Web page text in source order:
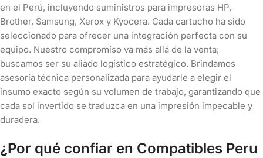
en el Perú, incluyendo suministros para impresoras HP,
Brother, Samsung, Xerox y Kyocera. Cada cartucho ha sido
seleccionado para ofrecer una integración perfecta con su
equipo. Nuestro compromiso va más allá de la venta;
buscamos ser su aliado logístico estratégico. Brindamos
asesoría técnica personalizada para ayudarle a elegir el
insumo exacto según su volumen de trabajo, garantizando que
cada sol invertido se traduzca en una impresión impecable y
duradera.
¿Por qué confiar en Compatibles Peru